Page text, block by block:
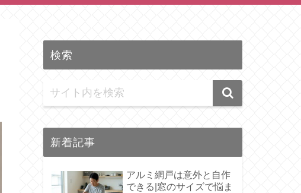
検索
新着記事
アルミ網戸は意外と自作
できる|窓のサイズで悩ま